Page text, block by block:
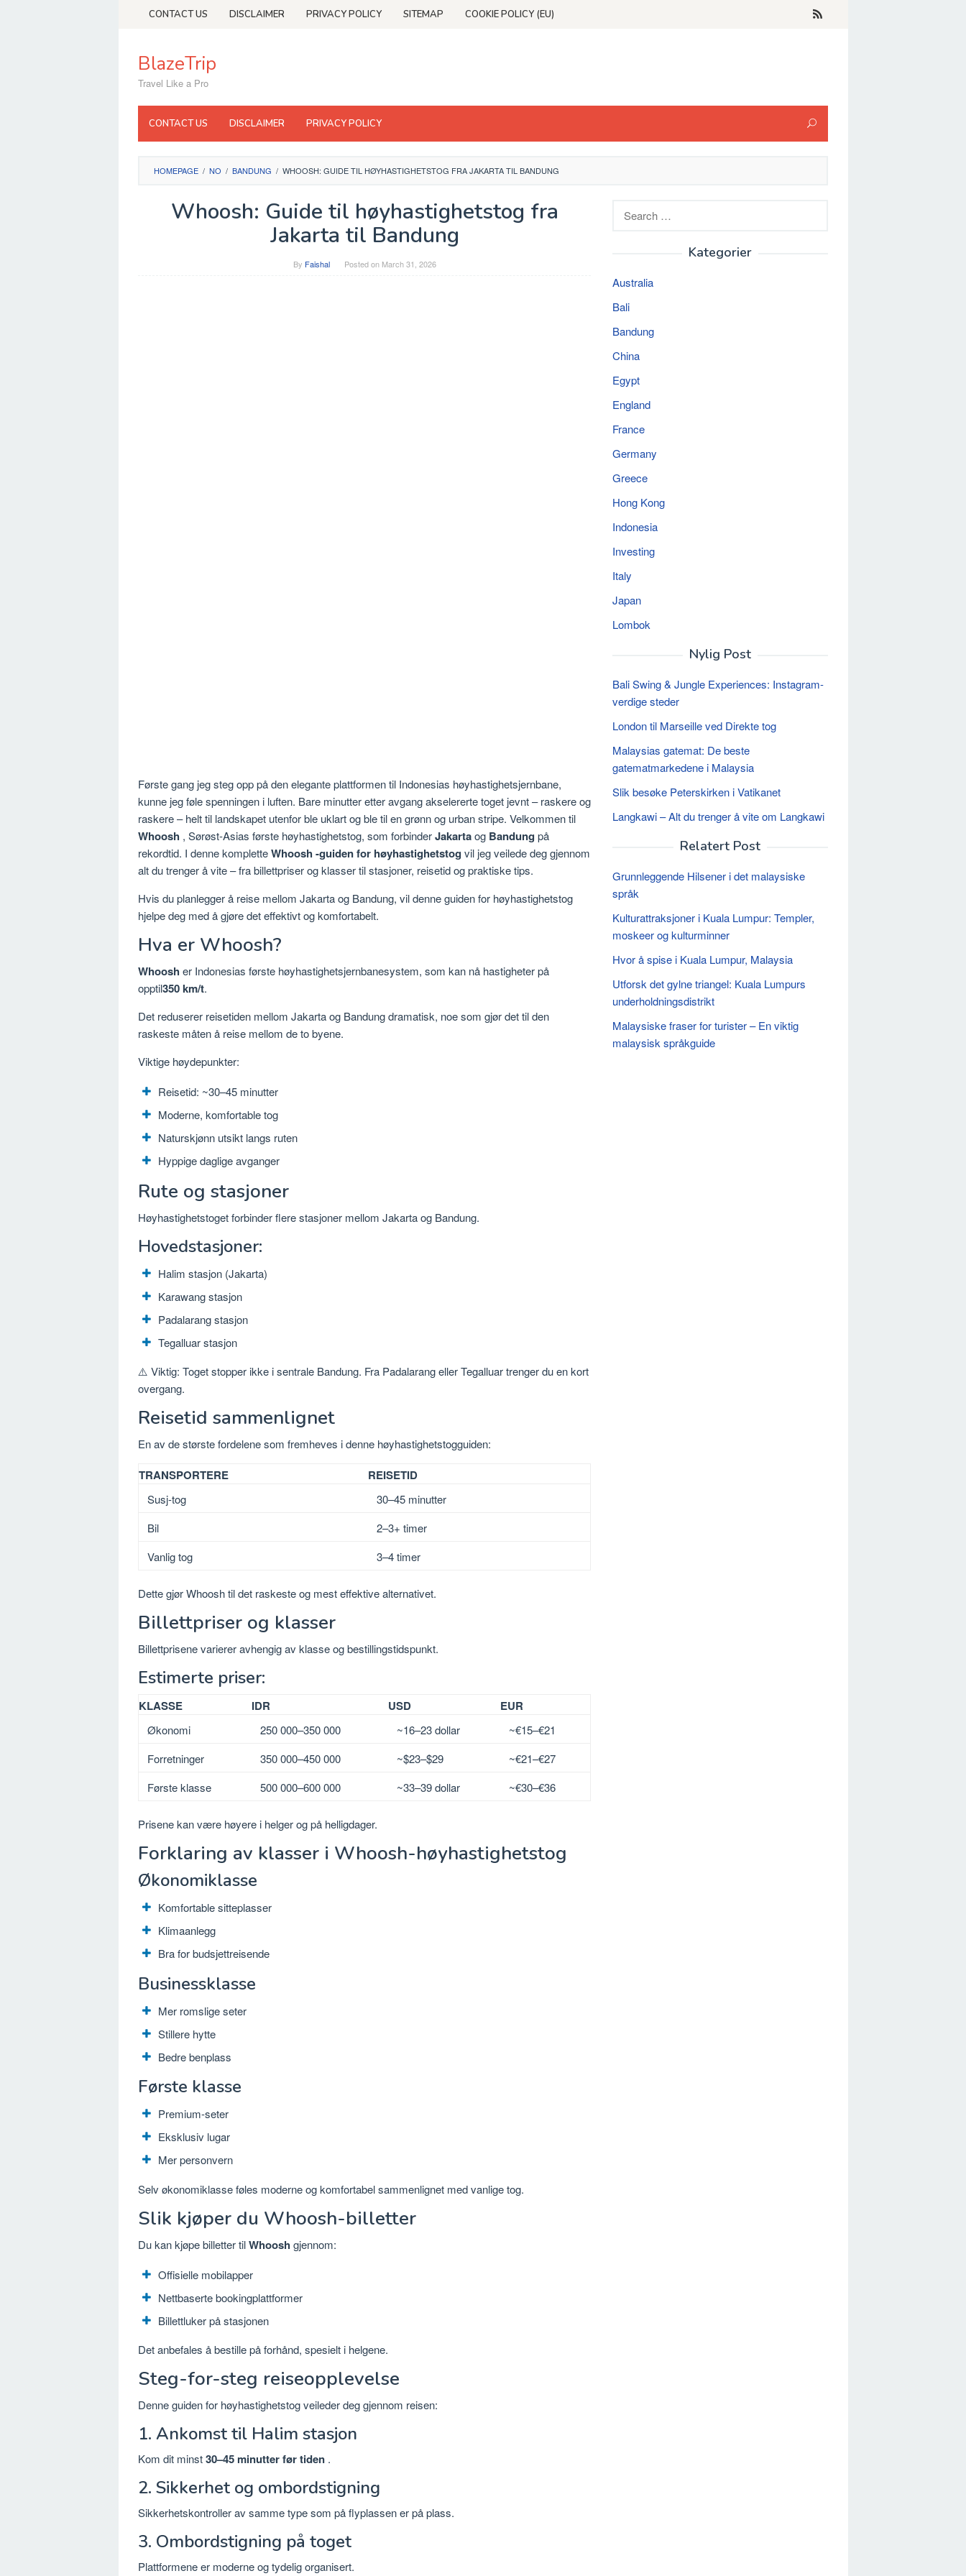
CONTACT US DISCLAIMER PRIVACY POLICY SITEMAP COOKIE POLICY (EU)
BlazeTrip
Travel Like a Pro
CONTACT US DISCLAIMER PRIVACY POLICY
HOMEPAGE / NO / BANDUNG / WHOOSH: GUIDE TIL HØYHASTIGHETSTOG FRA JAKARTA TIL BANDUNG
Whoosh: Guide til høyhastighetstog fra
Jakarta til Bandung
By Faishal Posted on March 31, 2026
Første gang jeg steg opp på den elegante plattformen til Indonesias høyhastighetsjernbane,
kunne jeg føle spenningen i luften. Bare minutter etter avgang akselererte toget jevnt – raskere og
raskere – helt til landskapet utenfor ble uklart og ble til en grønn og urban stripe. Velkommen til
Whoosh , Sørøst-Asias første høyhastighetstog, som forbinderJakartaog Bandung på
rekordtid. I denne kompletteWhoosh -guiden for høyhastighetstog vil jeg veilede deg gjennom
alt du trenger å vite – fra billettpriser og klasser til stasjoner, reisetid og praktiske tips.
Hvis du planlegger å reise mellom Jakarta og Bandung, vil denne guiden for høyhastighetstog
hjelpe deg med å gjøre det effektivt og komfortabelt.
Hva er Whoosh?
Whoosh er Indonesias første høyhastighetsjernbanesystem, som kan nå hastigheter på
opptil350 km/t.
Det reduserer reisetiden mellom Jakarta og Bandung dramatisk, noe som gjør det til den
raskeste måten å reise mellom de to byene.
Viktige høydepunkter:
Reisetid: ~30–45 minutter
Moderne, komfortable tog
Naturskjønn utsikt langs ruten
Hyppige daglige avganger
Rute og stasjoner
Høyhastighetstoget forbinder flere stasjoner mellom Jakarta og Bandung.
Hovedstasjoner:
Halim stasjon (Jakarta)
Karawang stasjon
Padalarang stasjon
Tegalluar stasjon
⚠️ Viktig: Toget stopper ikke i sentrale Bandung. Fra Padalarang eller Tegalluar trenger du en kort
overgang.
Reisetid sammenlignet
En av de største fordelene som fremheves i denne høyhastighetstogguiden:
TRANSPORTERE REISETID
Susj-tog
30–45 minutter
Bil
2–3+ timer
Vanlig tog
3–4 timer
Dette gjør Whoosh til det raskeste og mest effektive alternativet.
Billettpriser og klasser
Billettprisene varierer avhengig av klasse og bestillingstidspunkt.
Estimerte priser:
KLASSE IDR USD EUR
Økonomi 250 000–350 000 ~16–23 dollar
~€15–€21
Forretninger
350 000–450 000 ~$23–$29
~€21–€27
Første klasse
500 000–600 000 ~33–39 dollar ~€30–€36
Prisene kan være høyere i helger og på helligdager.
Forklaring av klasser i Whoosh-høyhastighetstog
Økonomiklasse
Komfortable sitteplasser
Klimaanlegg
Bra for budsjettreisende
Businessklasse
Mer romslige seter
Stillere hytte
Bedre benplass
Første klasse
Premium-seter
Eksklusiv lugar
Mer personvern
Selv økonomiklasse føles moderne og komfortabel sammenlignet med vanlige tog.
Slik kjøper du Whoosh-billetter
Du kan kjøpe billetter tilWhoosh gjennom:
Offisielle mobilapper
Nettbaserte bookingplattformer
Billettluker på stasjonen
Det anbefales å bestille på forhånd, spesielt i helgene.
Steg-for-steg reiseopplevelse
Denne guiden for høyhastighetstog veileder deg gjennom reisen:
1. Ankomst til Halim stasjon
Kom dit minst30–45 minutter før tiden .
2. Sikkerhet og ombordstigning
Sikkerhetskontroller av samme type som på flyplassen er på plass.
3. Ombordstigning på toget
Plattformene er moderne og tydelig organisert.
Kategorier
Australia
Bali
Bandung
China
Egypt
England
France
Germany
Greece
Hong Kong
Indonesia
Investing
Italy
Japan
Lombok
Nylig Post
Bali Swing & Jungle Experiences: Instagram-
verdige steder
London til Marseille ved Direkte tog
Malaysias gatemat: De beste
gatematmarkedene i Malaysia
Slik besøke Peterskirken i Vatikanet
Langkawi – Alt du trenger å vite om Langkawi
Relatert Post
Grunnleggende Hilsener i det malaysiske
språk
Kulturattraksjoner i Kuala Lumpur: Templer,
moskeer og kulturminner
Hvor å spise i Kuala Lumpur, Malaysia
Utforsk det gylne triangel: Kuala Lumpurs
underholdningsdistrikt
Malaysiske fraser for turister – En viktig
malaysisk språkguide